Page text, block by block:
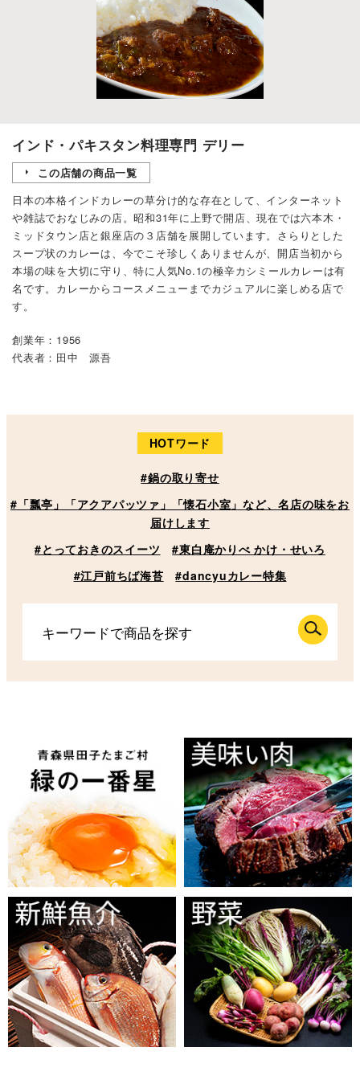
インド・パキスタン料理専門 デリー
この店舗の商品一覧
日本の本格インドカレーの草分け的な存在として、インターネット
や雑誌でおなじみの店。昭和31年に上野で開店、現在では六本木・
ミッドタウン店と銀座店の３店舗を展開しています。さらりとした
スープ状のカレーは、今でこそ珍しくありませんが、開店当初から
本場の味を大切に守り、特に人気No.1の極辛カシミールカレーは有
名です。カレーからコースメニューまでカジュアルに楽しめる店で
す。
創業年：1956
代表者：田中 源吾
HOTワード
#鍋の取り寄せ
#「瓢亭」「アクアパッツァ」「懐石小室」など、名店の味をお
届けします
#とっておきのスイーツ
#東白庵かりべ かけ・せいろ
#江戸前ちば海苔
#dancyuカレー特集